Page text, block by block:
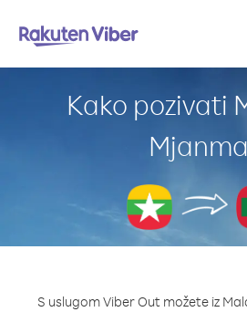
Kako pozivati
S uslugom Viber Out možete iz